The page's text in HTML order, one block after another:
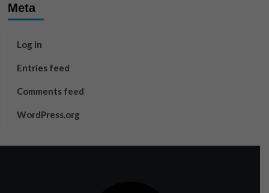
Meta
Log in
Entries feed
Comments feed
WordPress.org